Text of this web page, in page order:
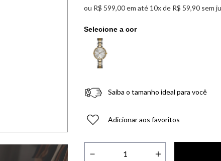
ou R$ 599,00em até 10x de R$ 59,90 sem
Saiba o tamanho ideal para você
Adicionar aos favoritos
＋
－